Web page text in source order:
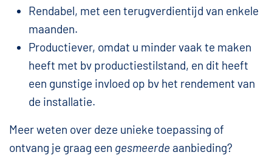
Rendabel, met een terugverdientijd van enkele
maanden.
Productiever, omdat u minder vaak te maken
heeft met bv productiestilstand, en dit heeft
een gunstige invloed op bv het rendement van
de installatie.
Meer weten over deze unieke toepassing of
ontvang je graag een gesmeerde aanbieding?